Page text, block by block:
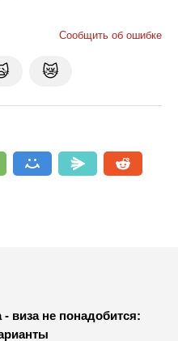
Сообщить об ошибке
😿
виза не понадобится: